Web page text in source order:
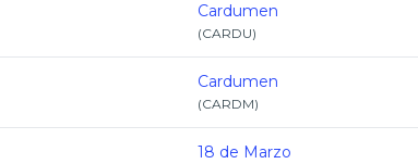
Cardumen
(CARDU)
Cardumen
(CARDM)
18 de Marzo